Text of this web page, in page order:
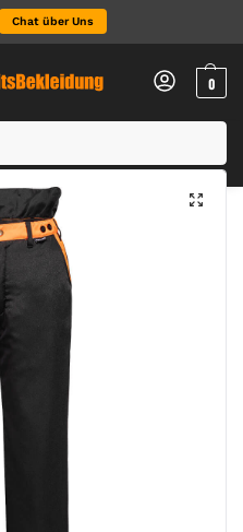
Chat über Uns
0